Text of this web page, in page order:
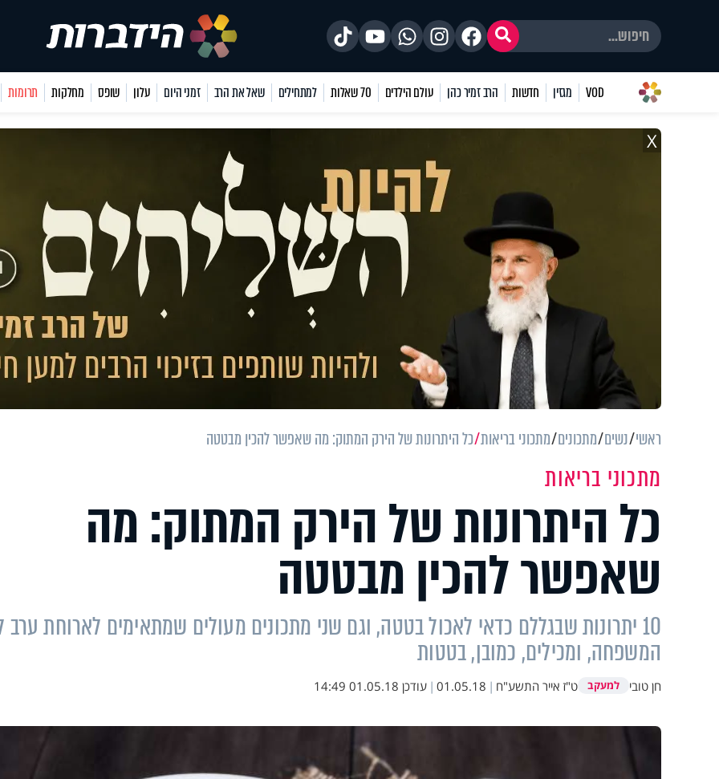
VOD מגזין חדשות הרב זמיר כהן עולם הילדים 70 שאלות למתחילים שאל את הרב זמני היום עלון שופס מחלקות תרומות
X
ראשי נשים מתכונים מתכוני בריאות כל היתרונות של הירק המתוק: מה שאפשר להכין מבטטה
מתכוני בריאות
כל היתרונות של הירק המתוק: מה
שאפשר להכין מבטטה
10 יתרונות שבגללם כדאי לאכול בטטה, וגם שני מתכונים מעולים שמתאימים לארוחת ערב
המשפחה, ומכילים, כמובן, בטטות
חן טובי למעקב ט"ז אייר התשע"ח |
01.05.18
| עודכן 01.05.18 14:49